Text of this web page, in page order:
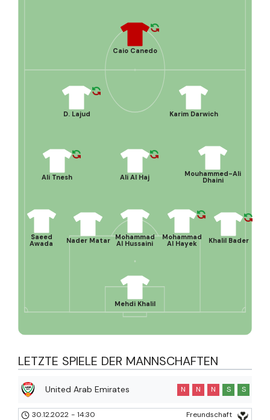
Caio Canedo
Mehdi Khalil
Saeed
Awada Nader Matar Mohammad
Al Hussaini
Mohammad
Al Hayek Khalil Bader
Ali Tnesh Ali Al Haj Mouhammed-Ali
Dhaini
D. Lajud Karim Darwich
LETZTE SPIELE DER MANNSCHAFTEN
United Arab Emirates N N N S S
Freundschaft
30.12.2022 - 14:30